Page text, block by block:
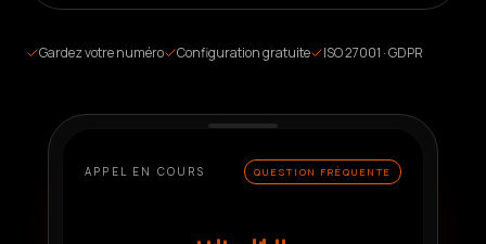
Managée
d'entreprise
BIEN-
Gardez votre numéro Configuration gratuite ISO 27001 · GDPR
APPEL EN COURS QUESTION FRÉQUENTE